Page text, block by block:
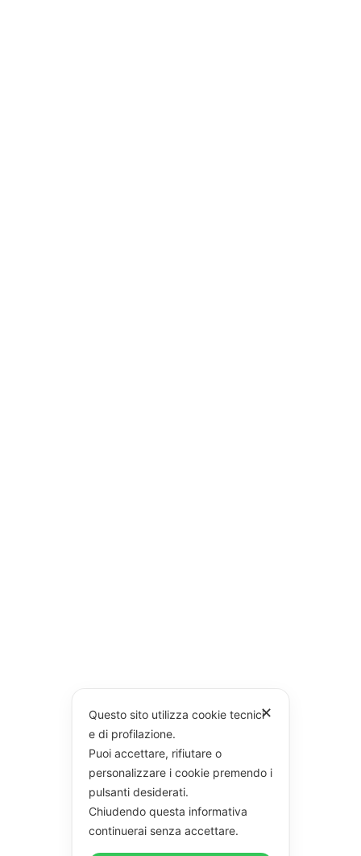
✕
Questo sito utilizza cookie tecnici
e di profilazione.
Puoi accettare, rifiutare o
personalizzare i cookie premendo i
pulsanti desiderati.
Chiudendo questa informativa
continuerai senza accettare.